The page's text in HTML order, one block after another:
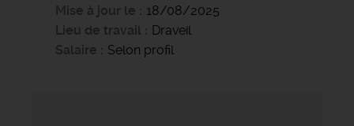
Mise à jour le
18/08/2025
Lieu de travail
Draveil
Salaire
Selon profil